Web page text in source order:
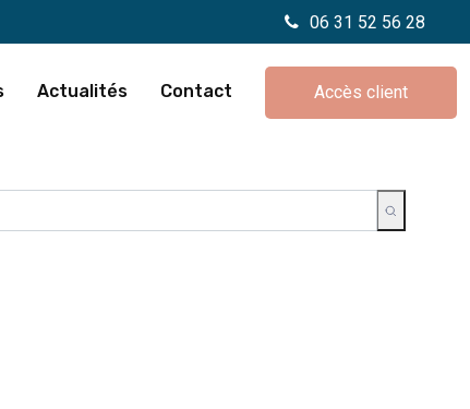
06 31 52 56 28
Actualités Contact Accès client